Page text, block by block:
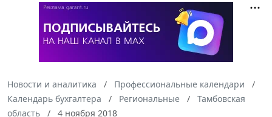
Новости и аналитика
Профессиональные календари
Календарь бухгалтера
Региональные
Тамбовская
область
4 ноября 2018